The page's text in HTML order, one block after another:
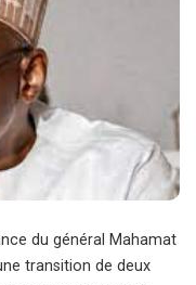
du général Mahamat
transition de deux